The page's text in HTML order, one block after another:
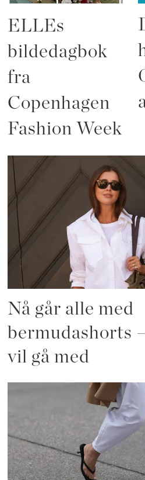
ELLEs
bildedagbok
fra
Copenhagen
Fashion Week
Nå går alle med
bermudashorts
vil gå med